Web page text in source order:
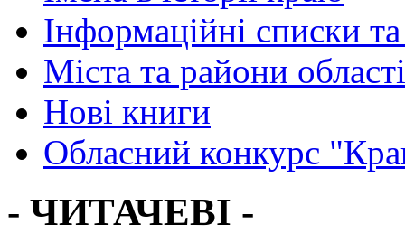
Інформаційні списки
Міста та райони області
Нові книги
Обласний конкурс
- ЧИТАЧЕВІ -